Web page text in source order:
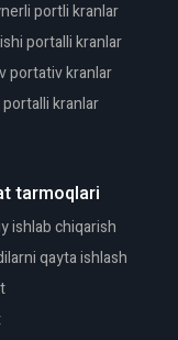
portli kranlar
portalli kranlar
portativ kranlar
kranlar
tarmoqlari
ishlab chiqarish
qayta ishlash